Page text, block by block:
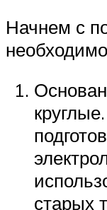
Начнем с
старых